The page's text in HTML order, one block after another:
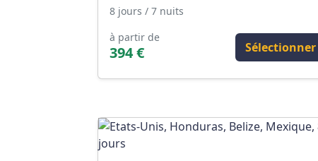
8 jours / 7 nuits
à partir de
394 € Sélectionner